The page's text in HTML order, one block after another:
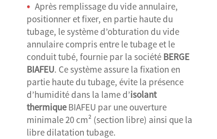
Après remplissage du vide annulaire,
positionner et fixer, en partie haute du
tubage, le système d’obturation du vide
annulaire compris entre le tubage et le
conduit tubé, fournie par la société BERGE
BIAFEU. Ce système assure la fixation en
partie haute du tubage, évite la présence
d’humidité dans la lame d’isolant
thermiqueBIAFEU par une ouverture
minimale 20 cm² (section libre) ainsi que la
libre dilatation tubage.